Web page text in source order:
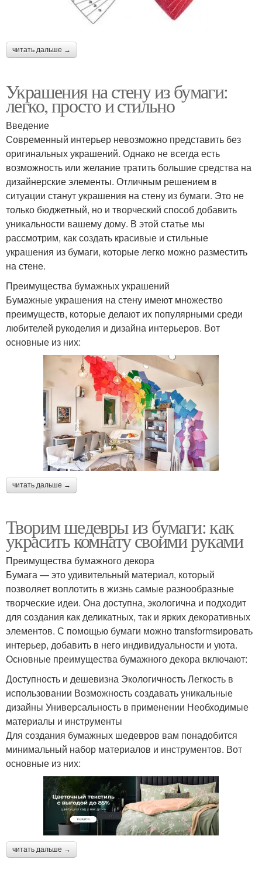
читать дальше →
Украшения на стену из бумаги:
легко, просто и стильно
Введение
Современный интерьер невозможно представить без
оригинальных украшений. Однако не всегда есть
возможность или желание тратить большие средства на
дизайнерские элементы. Отличным решением в
ситуации станут украшения на стену из бумаги. Это не
только бюджетный, но и творческий способ добавить
уникальности вашему дому. В этой статье мы
рассмотрим, как создать красивые и стильные
украшения из бумаги, которые легко можно разместить
на стене.
Преимущества бумажных украшений
Бумажные украшения на стену имеют множество
преимуществ, которые делают их популярными среди
любителей рукоделия и дизайна интерьеров. Вот
основные из них:
читать дальше →
Творим шедевры из бумаги: как
украсить комнату своими руками
Преимущества бумажного декора
Бумага — это удивительный материал, который
позволяет воплотить в жизнь самые разнообразные
творческие идеи. Она доступна, экологична и подходит
для создания как деликатных, так и ярких декоративных
элементов. С помощью бумаги можно transformsировать
интерьер, добавить в него индивидуальности и уюта.
Основные преимущества бумажного декора включают:
Доступность и дешевизна Экологичность Легкость в
использовании Возможность создавать уникальные
дизайны Универсальность в применении Необходимые
материалы и инструменты
Для создания бумажных шедевров вам понадобится
минимальный набор материалов и инструментов. Вот
основные из них:
читать дальше →